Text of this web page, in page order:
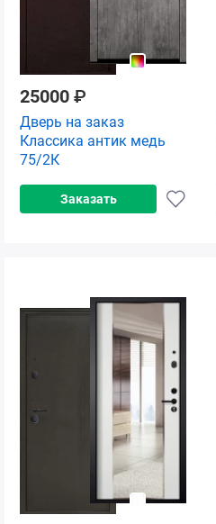
25000 ₽
Дверь на заказ
Классика антик медь
75/2К
Заказать